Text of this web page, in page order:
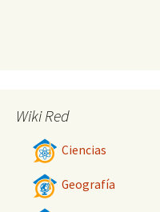
Wiki Red
Ciencias
Geografía